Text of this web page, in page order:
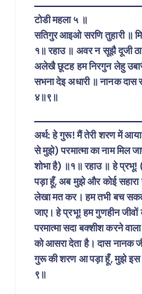
टोडी महला ५ ॥
सतिगुर आइओ सरणि तुहारी ॥
१॥ रहाउ ॥ अवर न सूझै दूजी
अलेखै छूटह हम निरगुन लेहु
सभना देइ अधारी ॥ नानक दास
४॥९॥
अर्थ: हे गुरू! मैं तेरी शरण में
से मुझे) परमात्मा का नाम मिल
शोभा है) ॥१॥ रहाउ ॥ हे
पड़ा हूँ, अब मुझे और कोई सहारा
लेखा मत कर। हम तभी बच सकते
जाए। हे प्रभू! हम गुणहीन
परमात्मा सदा बक्शीश करने
को आसरा देता है। दास नानक
गुरू की शरण आ पड़ा हूँ, मुझे इस
९॥